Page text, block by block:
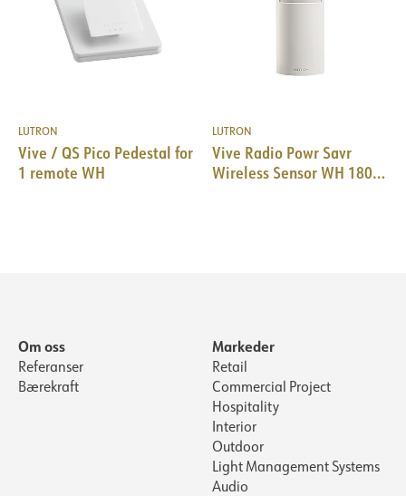
LUTRON
Vive / QS Pico Pedestal for
1 remote WH
LUTRON
Vive Radio Powr Savr
Wireless Sensor WH 180°
Om oss
Referanser
Bærekraft
Markeder
Retail
Commercial Project
Hospitality
Interior
Outdoor
Light Management Systems
Audio